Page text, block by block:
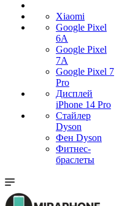
Xiaomi
Google Pixel
6A
Google Pixel
7А
Google Pixel 7
Pro
Дисплей
iPhone 14 Pro
Стайлер
Dyson
Фен Dyson
Фитнес-
браслеты